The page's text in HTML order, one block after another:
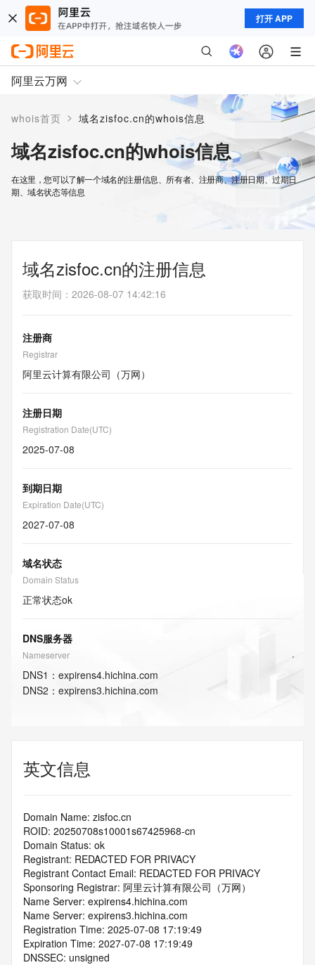
打开 APP
阿里云万网
whois首页 > 域名zisfoc.cn的whois信息
域名zisfoc.cn的whois信息
在这里，您可以了解一个域名的注册信息、所有者、注册商、注册日期、过期日
期、域名状态等信息
域名zisfoc.cn的注册信息
获取时间 ： 2026-08-07 14:42:16
注册商
Registrar
阿里云计算有限公司（万网）
注册日期
Registration Date(UTC)
2025-07-08
到期日期
Expiration Date(UTC)
2027-07-08
域名状态
Domain Status
正常状态ok
DNS服务器
Nameserver
DNS1 ： expirens4.hichina.com
DNS2 ： expirens3.hichina.com
英文信息
Domain Name: zisfoc.cn
ROID: 20250708s10001s67425968-cn
Domain Status: ok
Registrant: REDACTED FOR PRIVACY
Registrant Contact Email: REDACTED FOR PRIVACY
Sponsoring Registrar: 阿里云计算有限公司（万网）
Name Server: expirens4.hichina.com
Name Server: expirens3.hichina.com
Registration Time: 2025-07-08 17:19:49
Expiration Time: 2027-07-08 17:19:49
DNSSEC: unsigned